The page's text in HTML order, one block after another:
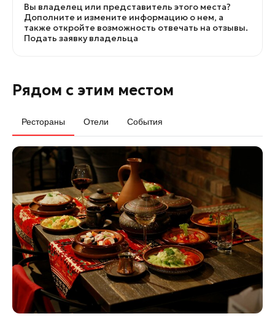
Вы владелец или представитель этого места?
Дополните и измените информацию о нем, а
также откройте возможность отвечать на отзывы.
Подать заявку владельца
Рядом с этим местом
Рестораны Отели События